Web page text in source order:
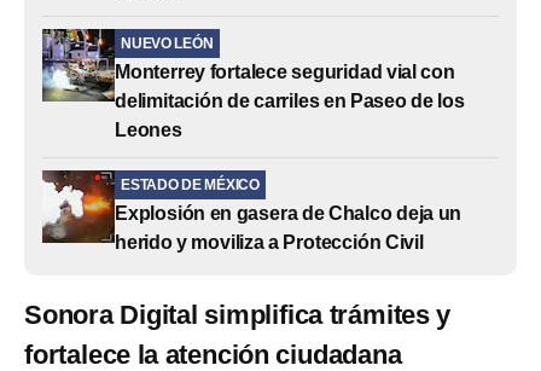
NUEVO LEÓN
Monterrey fortalece seguridad vial con
delimitación de carriles en Paseo de los
Leones
ESTADO DE MÉXICO
Explosión en gasera de Chalco deja un
herido y moviliza a Protección Civil
Sonora Digital simplifica trámites y
fortalece la atención ciudadana